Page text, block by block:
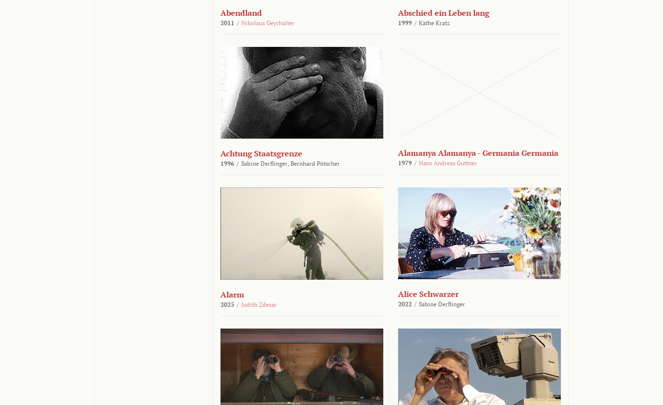
Abendland
2011 / Nikolaus Geyrhalter
Abschied ein Leben lang
1999 / Käthe Kratz
Achtung Staatsgrenze
1996 / Sabine Derflinger, Bernhard Pötscher
Alamanya Alamanya - Germania Germania
1979 / Hans Andreas Guttner
Alarm
2025 / Judith Zdesar
Alice Schwarzer
2022 / Sabine Derflinger